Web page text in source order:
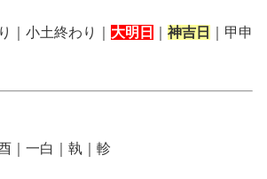
｜小土終わり｜ 大明日 神吉日
｜甲申
酉｜一白｜執｜軫